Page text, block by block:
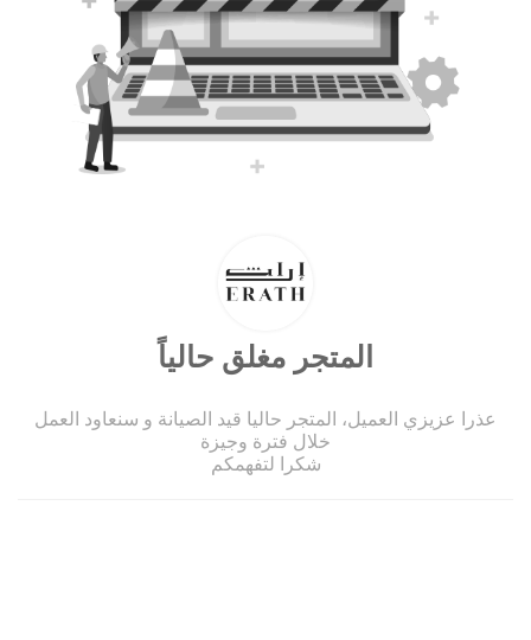
المتجر مغلق حالياً
عذرا عزيزي العميل، المتجر حاليا قيد الصيانة و سنعاود العمل
خلال فترة وجيزة
شكرا لتفهمكم